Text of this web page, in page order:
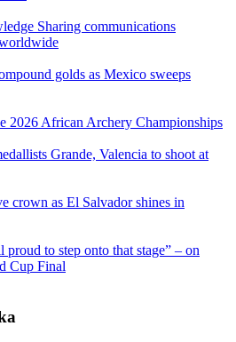
Sharing communications
golds as Mexico sweeps
2026 African Archery Championships
Grande, Valencia to shoot at
crown as El Salvador shines in
to step onto that stage” – on
Cup Final